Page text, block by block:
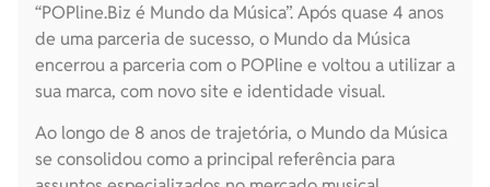
“POPline.Biz é Mundo da Música”. Após quase 4 anos
de uma parceria de sucesso, o Mundo da Música
encerrou a parceria com o POPline e voltou a utilizar a
sua marca, com novo site e identidade visual.
Ao longo de 8 anos de trajetória, o Mundo da Música
se consolidou como a principal referência para